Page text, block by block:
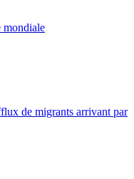
mondiale
de migrants arrivant par